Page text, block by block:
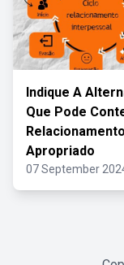
Indique A
Que Pode
Apropriado
07 September